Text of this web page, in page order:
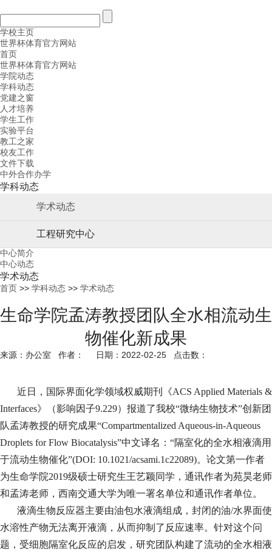
学校主页
世界杯体育官方网站
首页
世界杯体育官方网站
学院动态
学科动态
党建之窗
人才培养
学生工作
实验平台
教工之家
校友工作
文件下载
中外合作办学
学科动态
学术动态
工程研究中心
中心简介
中心动态
学术动态
首页 >> 学科动态 >> 学术动态
生命学院孟涛教授团队全水相流动生
物催化新成果
来源：办公室 作者： 日期：2022-02-25 点击数：
近日，国际界面化学领域权威期刊《ACS Applied Materials &
Interfaces》（影响因子9.229）报道了我校“微纳生物技术”创新团
队孟涛教授的研究成果“Compartmentalized Aqueous-in-Aqueous
Droplets for Flow Biocatalysis”中文译名：“隔室化的全水相液滴用
于流动生物催化”(DOI: 10.1021/acsami.1c22089)。论文第一作者
为生命学院2019级硕士研究生王艺颖同学，通讯作者为苑昊老师
和孟涛老师，西南交通大学为唯一署名单位和通讯作者单位。
液滴生物反应器主要由油包水液滴组成，封闭的油/水界面使
水溶性产物无法离开液滴，从而抑制了反应速率。针对这个问
题，受细胞隔室化反应的启发，研究团队构建了流动的全水相液